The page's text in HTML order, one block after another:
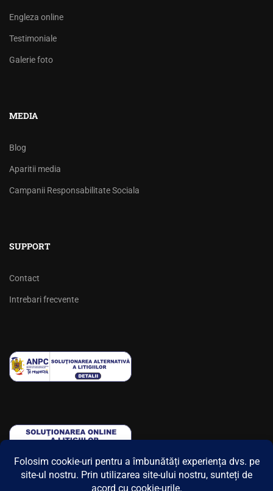
Engleza online
Testimoniale
Galerie foto
MEDIA
Blog
Aparitii media
Campanii Responsabilitate Sociala
SUPPORT
Contact
Intrebari frecvente